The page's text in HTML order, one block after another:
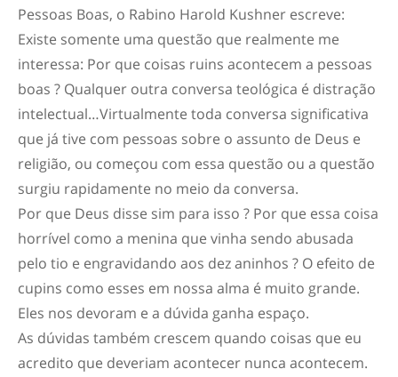
Pessoas Boas, o Rabino Harold Kushner escreve:
Existe somente uma questão que realmente me
interessa: Por que coisas ruins acontecem a pessoas
boas ? Qualquer outra conversa teológica é distração
intelectual…Virtualmente toda conversa significativa
que já tive com pessoas sobre o assunto de Deus e
religião, ou começou com essa questão ou a questão
surgiu rapidamente no meio da conversa.
Por que Deus disse sim para isso ? Por que essa coisa
horrível como a menina que vinha sendo abusada
pelo tio e engravidando aos dez aninhos ? O efeito de
cupins como esses em nossa alma é muito grande.
Eles nos devoram e a dúvida ganha espaço.
As dúvidas também crescem quando coisas que eu
acredito que deveriam acontecer nunca acontecem.